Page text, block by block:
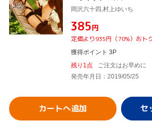
岡沢六十四,村上ゆいち
¥385円
定価より935円（70%）おト
獲得ポイント 3P
残り1点
ご注文はお早めに
発売年月日：2019/05/25
カートへ追加